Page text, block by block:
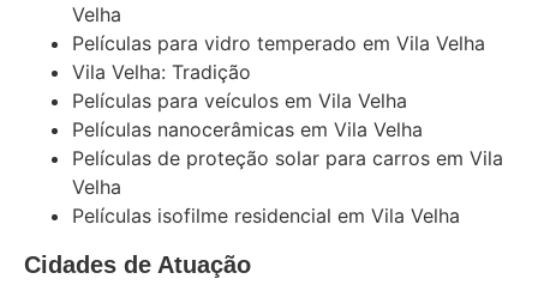
Velha
Películas para vidro temperado em Vila Velha
Vila Velha: Tradição
Películas para veículos em Vila Velha
Películas nanocerâmicas em Vila Velha
Películas de proteção solar para carros em Vila
Velha
Películas isofilme residencial em Vila Velha
Cidades de Atuação